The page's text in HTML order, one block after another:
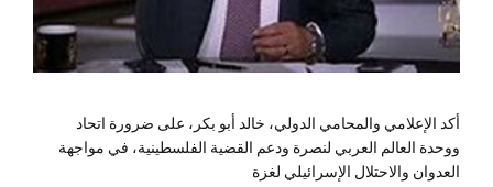
أكد الإعلامي والمحامي الدولي، خالد أبو بكر، على ضرورة اتحاد
ووحدة العالم العربي لنصرة ودعم القضية الفلسطينية، في مواجهة
العدوان والاحتلال الإسرائيلي لغزة